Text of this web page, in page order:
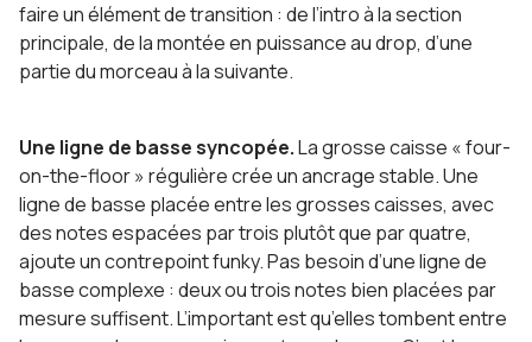
faire un élément de transition : de l’intro à la section
principale, de la montée en puissance au drop, d’une
partie du morceau à la suivante.
Une ligne de basse syncopée.La grosse caisse « four-
on-the-floor » régulière crée un ancrage stable. Une
ligne de basse placée entre les grosses caisses, avec
des notes espacées par trois plutôt que par quatre,
ajoute un contrepoint funky. Pas besoin d’une ligne de
basse complexe : deux ou trois notes bien placées par
mesure suffisent. L’important est qu’elles tombent entre